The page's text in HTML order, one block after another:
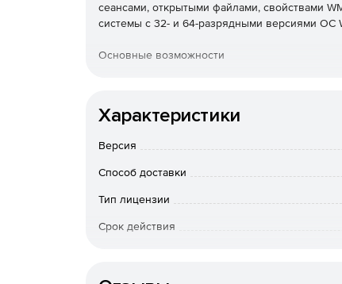
сеансами, открытыми файлами, свойствами
системы с 32- и 64-разрядными версиями ОС
Основные возможности
Удаленное управление системами под
сеансов удаленного управления.
Характеристики
Версия
Способ доставки
Тип лицензии
Срок действия